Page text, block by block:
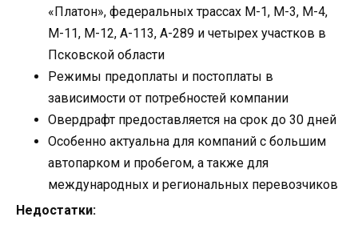
«Платон», федеральных трассах М-1, М-3, М-4,
М-11, М-12, А-113, А-289 и четырех участков в
Псковской области
Режимы предоплаты и постоплаты в
зависимости от потребностей компании
Овердрафт предоставляется на срок до 30 дней
Особенно актуальна для компаний с большим
автопарком и пробегом, а также для
международных и региональных перевозчиков
Недостатки: